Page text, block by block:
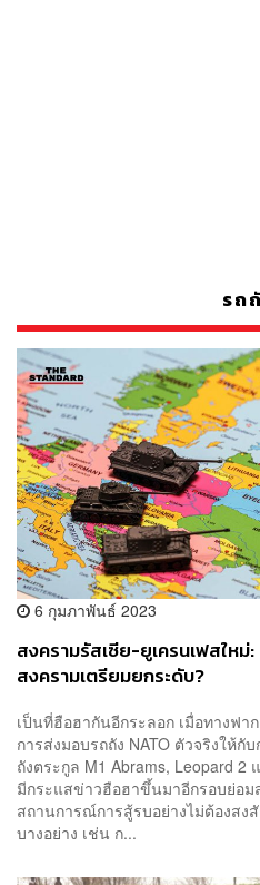
รถ
6 กุมภาพันธ์ 2023
สงครามรัสเซีย-ยูเครนเฟสใหม่
สงครามเตรียมยกระดับ?
เป็นที่ฮือฮากันอีกระลอก เมื่อทางฟา
การส่งมอบรถถัง NATO ตัวจริงให้
ถังตระกูล M1 Abrams, Leopard
มีกระแสข่าวฮือฮาขึ้นมาอีกรอบย่อ
สถานการณ์การสู้รบอย่างไม่ต้องส
บางอย่าง เช่น ก...